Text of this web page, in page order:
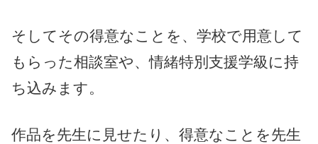
そしてその得意なことを、学校で用意して
もらった相談室や、情緒特別支援学級に持
ち込みます。
作品を先生に見せたり、得意なことを先生